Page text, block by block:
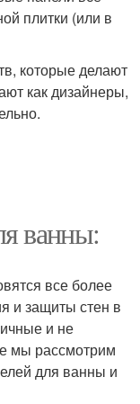
плитки (или в
которые делают
как дизайнеры,
ванны:
все более
и защиты стен в
и не
мы рассмотрим
для ванны и